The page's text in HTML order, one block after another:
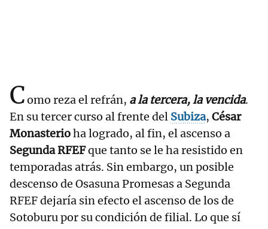
Como reza el refrán, a la tercera, la vencida.
En su tercer curso al frente del Subiza, César
Monasterioha logrado, al fin, el ascenso a
Segunda RFEFque tanto se le ha resistido en
temporadas atrás. Sin embargo, un posible
descenso de Osasuna Promesas a Segunda
RFEF dejaría sin efecto el ascenso de los de
Sotoburu por su condición de filial. Lo que sí